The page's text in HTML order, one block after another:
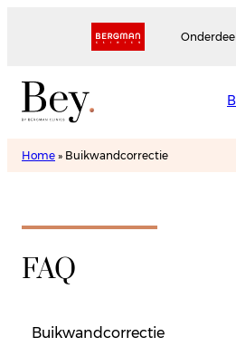
Home » Buikwandcorrectie
FAQ